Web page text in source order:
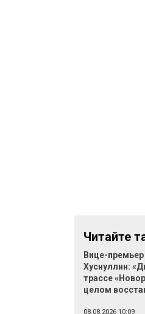
Читайте
Вице-
Хуснуллин:
трассе
целом
08.08.2026 10:09